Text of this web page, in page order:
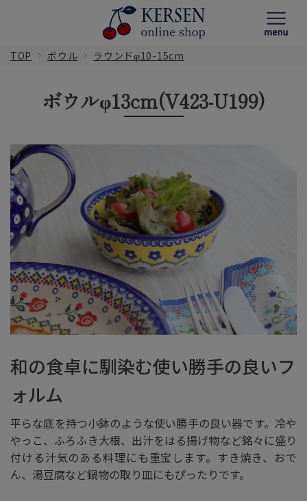
TOP ボウル ラウンドφ10-15cm
ボウルφ13cm(V423-U199)
和の食卓に馴染む使い勝手の良いフ
ォルム
平らな底を持つ小鉢のような使い勝手の良い器です。冷や
やっこ、ふろふき大根、出汁をはる揚げ物など銘々に盛り
付ける汁気のある料理にも重宝します。すき焼き、おで
ん、湯豆腐など鍋物の取り皿にもぴったりです。